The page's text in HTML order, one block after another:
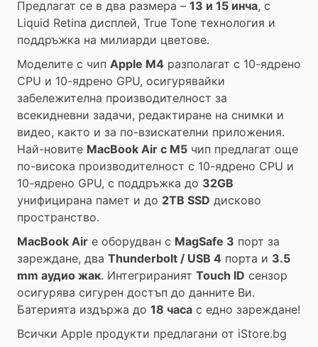
Предлагат се в два размера – 13 и 15 инча, с
Liquid Retina дисплей, True Tone технология и
поддръжка на милиарди цветове.
Моделите с чип Apple M4 разполагат с 10-ядрено
CPU и 10-ядрено GPU, осигурявайки
забележителна производителност за
всекидневни задачи, редактиране на снимки и
видео, както и за по-взискателни приложения.
Най-новите MacBook Air с M5 чип предлагат още
по-висока производителност с 10-ядрено CPU и
10-ядрено GPU, с поддръжка до 32GB
унифицирана памет и до 2TB SSD дисково
пространство.
MacBook Air е оборудван с MagSafe 3 порт за
зареждане, два Thunderbolt / USB 4 порта и 3.5
mm аудио жак. Интегрираният Touch ID сензор
осигурява сигурен достъп до данните Ви.
Батерията издържа до 18 часа с едно зареждане!
Всички Apple продукти предлагани от iStore.bg